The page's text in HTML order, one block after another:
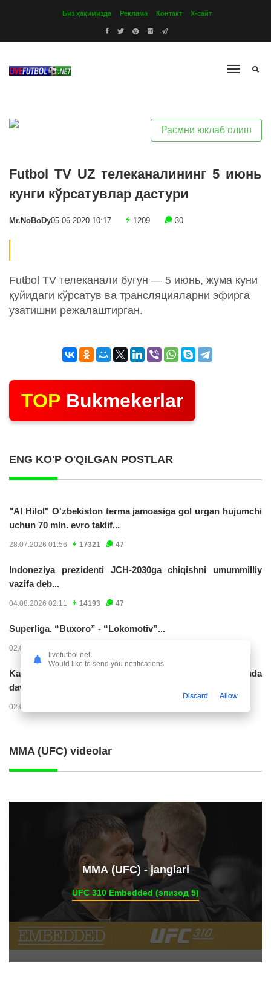
Биз ҳақимизда Реклама Контакт Х-сайт
Расмни юклаб олиш
Futbol TV UZ телеканалининг 5 июнь
кунги кўрсатувлар дастури
Mr.NoBoDy05.06.2020 10:17 1209 30
Futbol TV телеканали бугун — 5 июнь, жума куни
қуйидаги кўрсатув ва трансляцияларни эфирга
узатишни режалаштирган.
TOP Bukmekerlar
ENG KO'P O'QILGAN POSTLAR
"Al Hilol" O'zbekiston terma jamoasiga gol urgan hujumchi
uchun 70 mln. evro taklif...
28.07.2026 01:56 17321 47
Indoneziya prezidenti JCH-2030ga chiqishni umummilliy
vazifa deb...
04.08.2026 02:11 14193 47
Superliga. “Buxoro” - “Lokomotiv”...
02.08.2026 03:08
Kabo-verdelik darvozabon Vozinya faoliyatini Marokashda
davom ettirishi...
02.08.2026 01:08
MMA (UFC) videolar
ММА (UFC) - janglari
UFC 310 Embedded (эпизод 5)
livefutbol.net
Would like to send you notifications
Discard Allow